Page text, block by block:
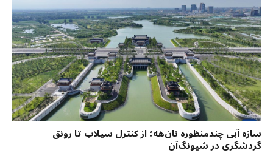
سازه آبی چندمنظوره نان‌هه؛ از کنترل سیلاب تا رونق
گردشگری در شیونگ‌آن